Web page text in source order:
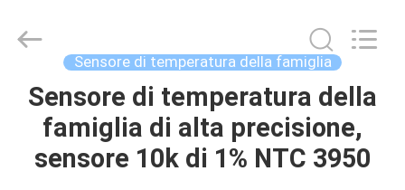
CASA
PRODOTTI
Electornics
Technology
Reserved.
Sensore di temperatura della famiglia
Sensore di temperatura della
famiglia di alta precisione,
sensore 10k di 1% NTC 3950